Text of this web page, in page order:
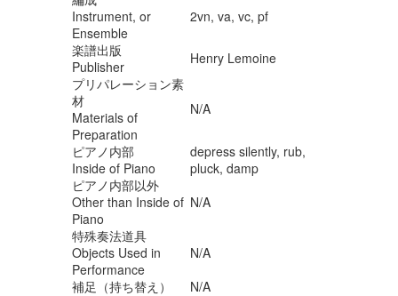
Instrument, or
Ensemble
2vn, va, vc, pf
楽譜出版
Publisher
Henry Lemoine
プリパレーション素
材
Materials of
Preparation
N/A
ピアノ内部
Inside of Piano
depress silently, rub,
pluck, damp
ピアノ内部以外
Other than Inside of
Piano
N/A
特殊奏法道具
Objects Used in
Performance
N/A
補足（持ち替え）
N/A